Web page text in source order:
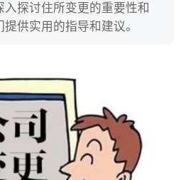
探讨住所变更的重要性和
供实用的指导和建议。